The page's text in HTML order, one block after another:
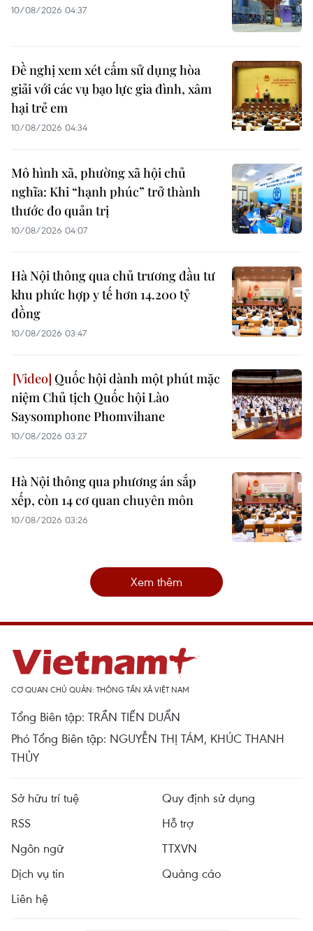
10/08/2026 04:37
Đề nghị xem xét cấm sử dụng hòa
giải với các vụ bạo lực gia đình, xâm
hại trẻ em
10/08/2026 04:34
Mô hình xã, phường xã hội chủ
nghĩa: Khi “hạnh phúc” trở thành
thước đo quản trị
10/08/2026 04:07
Hà Nội thông qua chủ trương đầu tư
khu phức hợp y tế hơn 14.200 tỷ
đồng
10/08/2026 03:47
Quốc hội dành một phút mặc
niệm Chủ tịch Quốc hội Lào
Saysomphone Phomvihane
10/08/2026 03:27
Hà Nội thông qua phương án sắp
xếp, còn 14 cơ quan chuyên môn
10/08/2026 03:26
Xem thêm
CƠ QUAN CHỦ QUẢN: THÔNG TẤN XÃ VIỆT NAM
Tổng Biên tập: TRẦN TIẾN DUẨN
Phó Tổng Biên tập: NGUYỄN THỊ TÁM, KHÚC THANH
THỦY
Sở hữu trí tuệ
Quy định sử dụng
RSS
Hỗ trợ
Ngôn ngữ
TTXVN
Dịch vụ tin
Quảng cáo
Liên hệ